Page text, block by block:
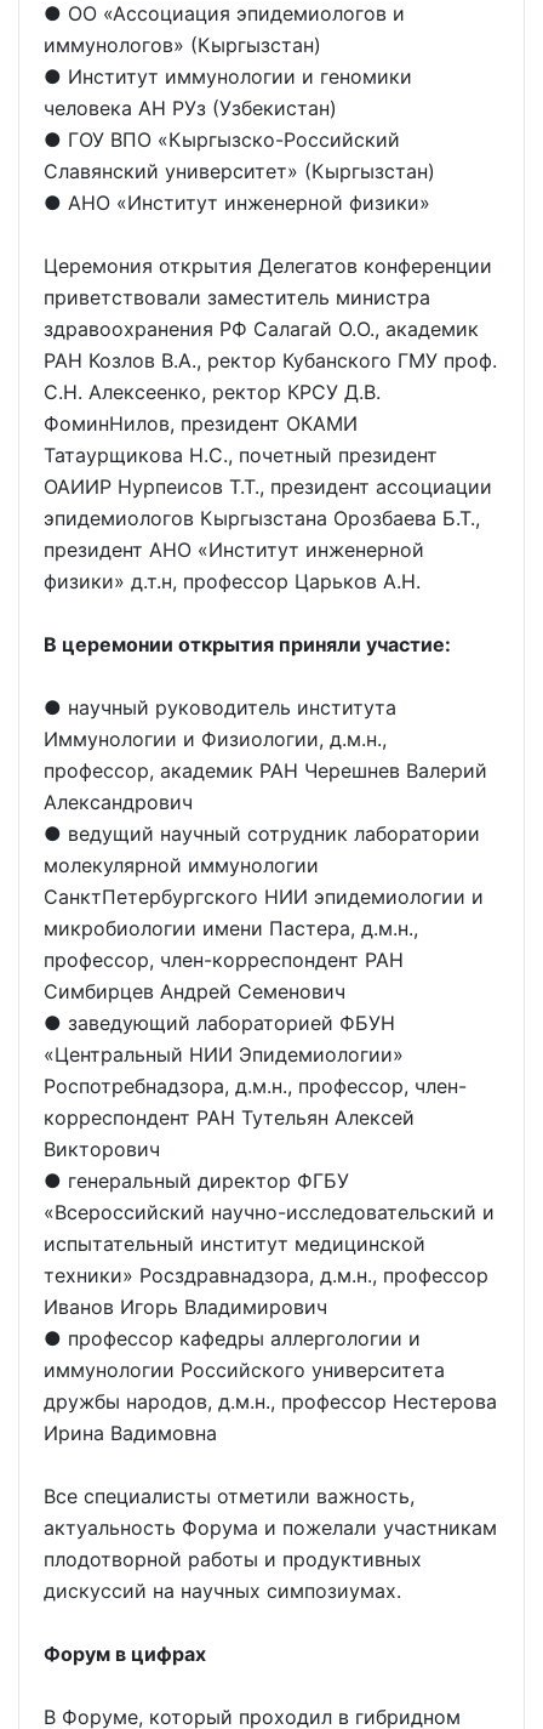
● ОО «Ассоциация эпидемиологов и
иммунологов» (Кыргызстан)
● Институт иммунологии и геномики
человека АН РУз (Узбекистан)
● ГОУ ВПО «Кыргызско-Российский
Славянский университет» (Кыргызстан)
● АНО «Институт инженерной физики»
Церемония открытия Делегатов конференции
приветствовали заместитель министра
здравоохранения РФ Салагай О.О., академик
РАН Козлов В.А., ректор Кубанского ГМУ проф.
С.Н. Алексеенко, ректор КРСУ Д.В.
ФоминНилов, президент ОКАМИ
Татаурщикова Н.С., почетный президент
ОАИИР Нурпеисов Т.Т., президент ассоциации
эпидемиологов Кыргызстана Орозбаева Б.Т.,
президент АНО «Институт инженерной
физики» д.т.н, профессор Царьков А.Н.
В церемонии открытия приняли участие:
● научный руководитель института
Иммунологии и Физиологии, д.м.н.,
профессор, академик РАН Черешнев Валерий
Александрович
● ведущий научный сотрудник лаборатории
молекулярной иммунологии
СанктПетербургского НИИ эпидемиологии и
микробиологии имени Пастера, д.м.н.,
профессор, член-корреспондент РАН
Симбирцев Андрей Семенович
● заведующий лабораторией ФБУН
«Центральный НИИ Эпидемиологии»
Роспотребнадзора, д.м.н., профессор, член-
корреспондент РАН Тутельян Алексей
Викторович
● генеральный директор ФГБУ
«Всероссийский научно-исследовательский и
испытательный институт медицинской
техники» Росздравнадзора, д.м.н., профессор
Иванов Игорь Владимирович
● профессор кафедры аллергологии и
иммунологии Российского университета
дружбы народов, д.м.н., профессор Нестерова
Ирина Вадимовна
Все специалисты отметили важность,
актуальность Форума и пожелали участникам
плодотворной работы и продуктивных
дискуссий на научных симпозиумах.
Форум в цифрах
В Форуме, который проходил в гибридном